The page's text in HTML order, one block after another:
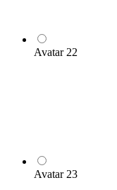
Avatar 22
Avatar 23